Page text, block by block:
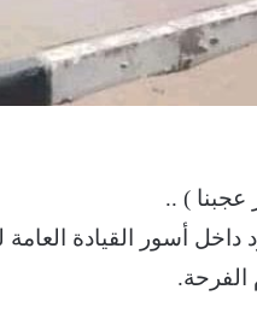
عجبنا ) ..
أسور القيادة